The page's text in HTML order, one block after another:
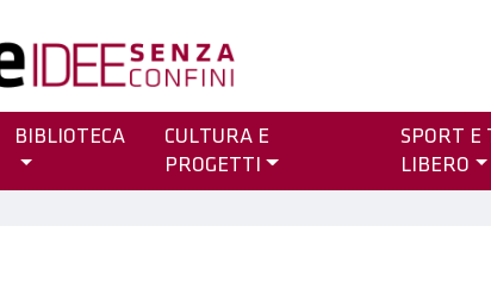
BIBLIOTECA
CULTURA E
PROGETTI
SPORT E
LIBERO